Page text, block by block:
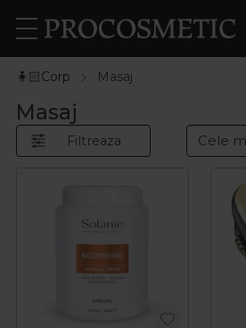
🧍🏻Corp Masaj
Masaj
Filtreaza